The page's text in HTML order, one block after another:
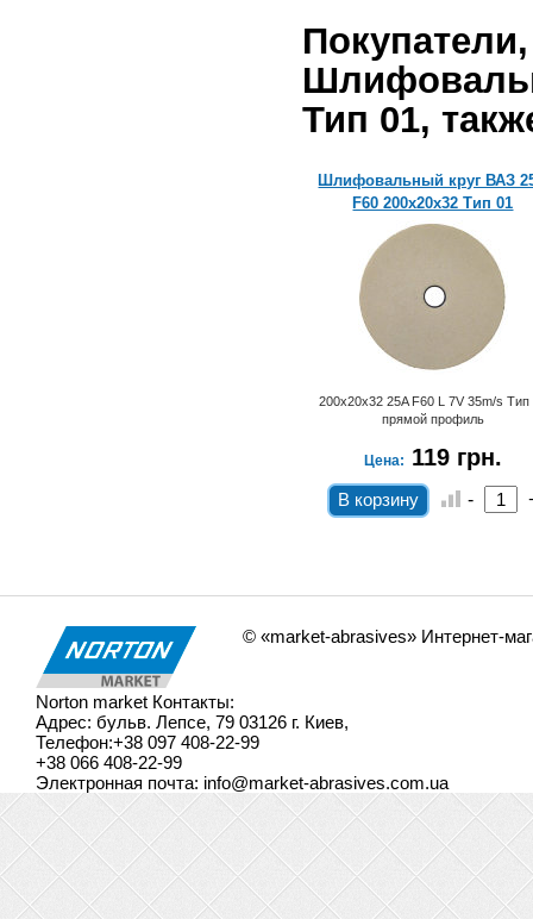
Тип 01,
Шлифовальный круг ВАЗ
F60 200х20х32 Тип 01
200х20х32 25A F60 L 7V 35m/s Тип
прямой профиль
Цена: 119 грн.
-
Шлифовальный круг ВАЗ 25А
F60 200х20х32 Тип 01
200х20х32 25A F60 L 7V 35m/s Тип 01
прямой профиль
Цена: 119 грн.
© «market-abrasives» Интернет-
Norton market Контакты:
Адрес: бульв. Лепсе, 79 03126 г. Киев,
Телефон:+38 097 408-22-99
+38 066 408-22-99
Электронная почта: info@market-abrasives.com.ua